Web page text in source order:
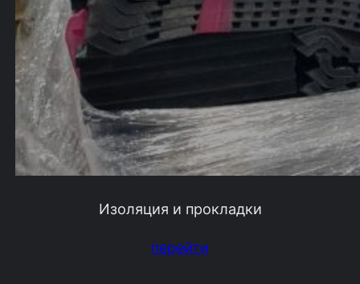
Изоляция и прокладки
перейти